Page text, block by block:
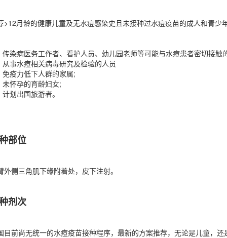
>12月龄的健康儿童及无水痘感染史且未接种过水痘疫苗的成人和青少
传染病医务工作者、看护人员、幼儿园老师等可能与水痘患者密切接触
从事水痘相关病毒研究及检验的人员
免疫力低下人群的家属;
未怀孕的育龄妇女;
计划出国旅游者。
部位
外侧三角肌下缘附着处，皮下注射。
剂次
目前尚无统一的水痘疫苗接种程序，最新的方案推荐，无论是儿童，